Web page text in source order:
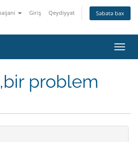
Giriş Qeydiyyat Səbətə bax
keçid
problem